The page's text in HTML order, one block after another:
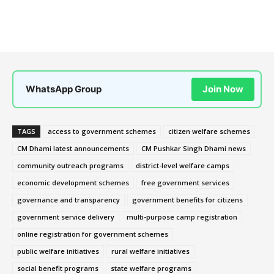
WhatsApp Group Join Now
TAGS access to government schemes
citizen welfare schemes
CM Dhami latest announcements
CM Pushkar Singh Dhami news
community outreach programs
district-level welfare camps
economic development schemes
free government services
governance and transparency
government benefits for citizens
government service delivery
multi-purpose camp registration
online registration for government schemes
public welfare initiatives
rural welfare initiatives
social benefit programs
state welfare programs